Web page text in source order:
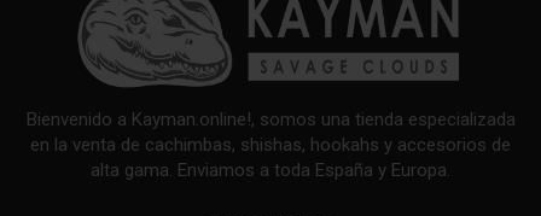
Bienvenido a Kayman.online!, somos una tienda especializada
en la venta de cachimbas, shishas, hookahs y accesorios de
alta gama. Enviamos a toda España y Europa.